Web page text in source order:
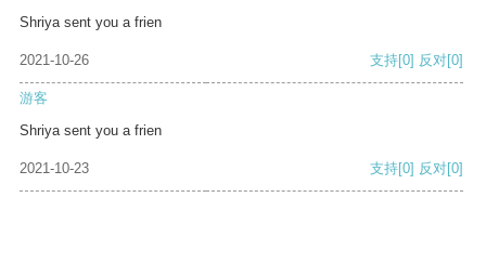
Shriya sent you a frien
2021-10-26 支持[0] 反对[0]
游客
Shriya sent you a frien
2021-10-23 支持[0] 反对[0]